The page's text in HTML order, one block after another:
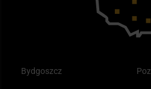
Bydgoszcz